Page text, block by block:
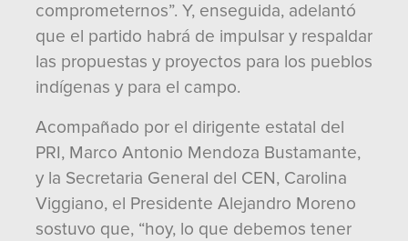
comprometernos”. Y, enseguida, adelantó
que el partido habrá de impulsar y respaldar
las propuestas y proyectos para los pueblos
indígenas y para el campo.
Acompañado por el dirigente estatal del
PRI, Marco Antonio Mendoza Bustamante,
y la Secretaria General del CEN, Carolina
Viggiano, el Presidente Alejandro Moreno
sostuvo que, “hoy, lo que debemos tener